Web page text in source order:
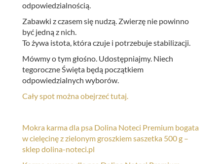
odpowiedzialnością.
Zabawki z czasem się nudzą. Zwierzę nie powinno
być jedną z nich.
To żywa istota, która czuje i potrzebuje stabilizacji.
Mówmy o tym głośno. Udostępniajmy. Niech
tegoroczne Święta będą początkiem
odpowiedzialnych wyborów.
Cały spot można obejrzeć tutaj.
Mokra karma dla psa Dolina Noteci Premium bogata
w cielęcinę z zielonym groszkiem saszetka 500 g –
sklep dolina-noteci.pl